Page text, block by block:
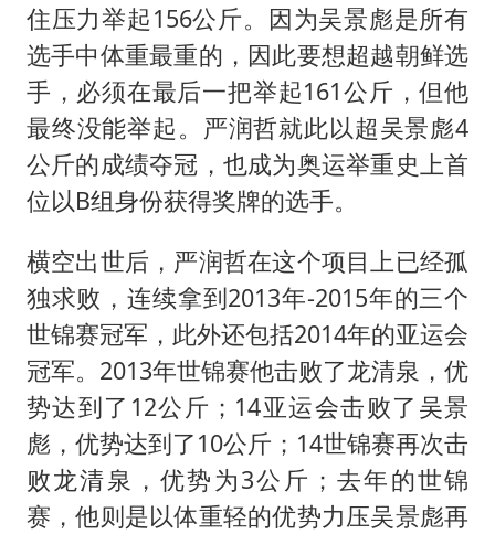
住压力举起156公斤。因为吴景彪是所有
选手中体重最重的，因此要想超越朝鲜选
手，必须在最后一把举起161公斤，但他
最终没能举起。严润哲就此以超吴景彪4
公斤的成绩夺冠，也成为奥运举重史上首
位以B组身份获得奖牌的选手。
横空出世后，严润哲在这个项目上已经孤
独求败，连续拿到2013年-2015年的三个
世锦赛冠军，此外还包括2014年的亚运会
冠军。2013年世锦赛他击败了龙清泉，优
势达到了12公斤；14亚运会击败了吴景
彪，优势达到了10公斤；14世锦赛再次击
败龙清泉，优势为3公斤；去年的世锦
赛，他则是以体重轻的优势力压吴景彪再